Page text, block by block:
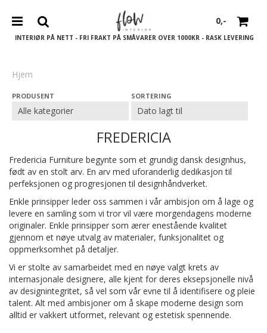
0,-
INTERIØR PÅ NETT - FRI FRAKT PÅ SMÅVARER OVER 1000KR - RASK LEVERING
Hjem
PRODUSENT SORTERING
FREDERICIA
Fredericia Furniture begynte som et grundig dansk designhus,
født av en stolt arv. En arv med uforanderlig dedikasjon til
perfeksjonen og progresjonen til designhåndverket.
Enkle prinsipper leder oss sammen i vår ambisjon om å lage og
levere en samling som vi tror vil være morgendagens moderne
originaler. Enkle prinsipper som ærer enestående kvalitet
gjennom et nøye utvalg av materialer, funksjonalitet og
oppmerksomhet på detaljer.
Vi er stolte av samarbeidet med en nøye valgt krets av
internasjonale designere, alle kjent for deres eksepsjonelle nivå
av designintegritet, så vel som vår evne til å identifisere og pleie
talent. Alt med ambisjoner om å skape moderne design som
alltid er vakkert utformet, relevant og estetisk spennende.